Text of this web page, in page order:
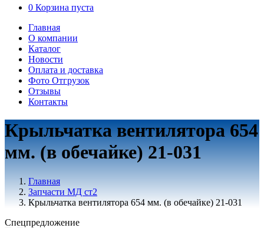
0 Корзина пуста
Главная
О компании
Каталог
Новости
Оплата и доставка
Фото Отгрузок
Отзывы
Контакты
Крыльчатка вентилятора 654
мм. (в обечайке) 21-031
Главная
Запчасти МД ст2
Крыльчатка вентилятора 654 мм. (в обечайке) 21-031
Спецпредложение